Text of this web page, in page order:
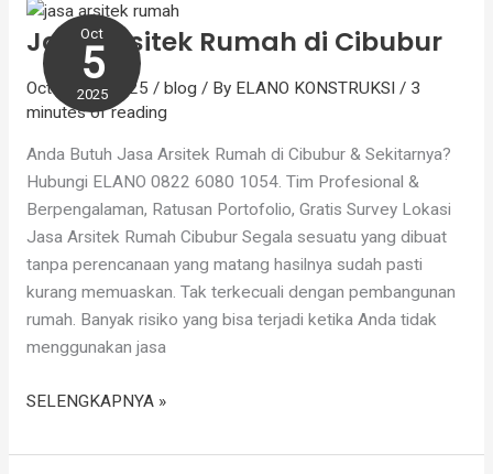
Oct
5
2025
Jasa Arsitek Rumah di Cibubur
October 5, 2025 / blog / By ELANO KONSTRUKSI / 3
minutes of reading
Anda Butuh Jasa Arsitek Rumah di Cibubur & Sekitarnya?
Hubungi ELANO 0822 6080 1054. Tim Profesional &
Berpengalaman, Ratusan Portofolio, Gratis Survey Lokasi
Jasa Arsitek Rumah Cibubur Segala sesuatu yang dibuat
tanpa perencanaan yang matang hasilnya sudah pasti
kurang memuaskan. Tak terkecuali dengan pembangunan
rumah. Banyak risiko yang bisa terjadi ketika Anda tidak
menggunakan jasa
Arsitek
Rumah
Cibubur
SELENGKAPNYA »